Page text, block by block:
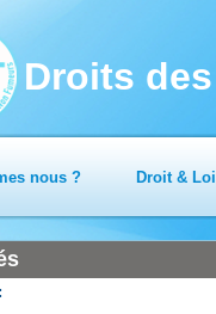
Droits
nous ? Droit & Loi